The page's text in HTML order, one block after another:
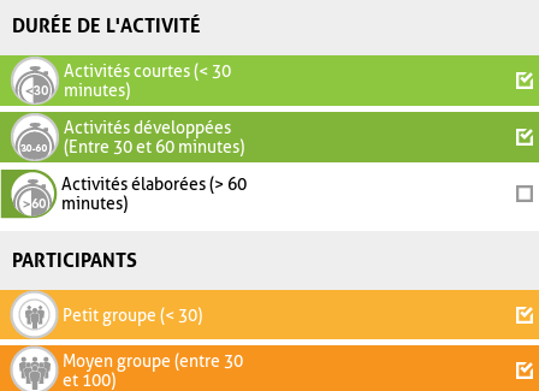
DURÉE DE L'ACTIVITÉ
Activités courtes (< 30
minutes)
Activités développées
(Entre 30 et 60 minutes)
Activités élaborées (> 60
minutes)
PARTICIPANTS
Petit groupe (< 30)
Moyen groupe (entre 30
et 100)